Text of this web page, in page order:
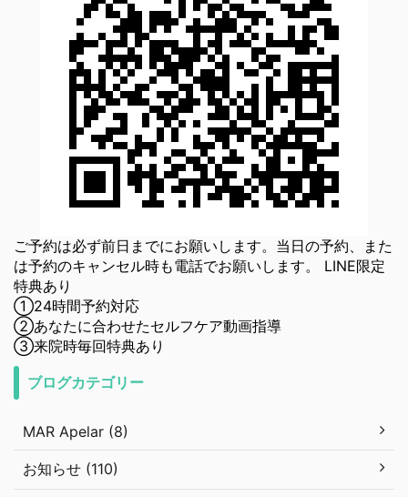
ご予約は必ず前日までにお願いします。当日の予約、また
は予約のキャンセル時も電話でお願いします。 LINE限定
特典あり
①24時間予約対応
②あなたに合わせたセルフケア動画指導
③来院時毎回特典あり
ブログカテゴリー
MAR Apelar (8)
お知らせ (110)